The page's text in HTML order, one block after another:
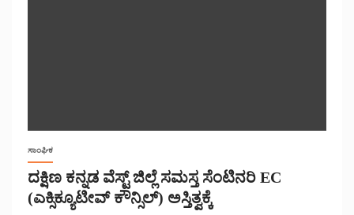
ಸಾಂಘಿಕ
ದಕ್ಷಿಣ ಕನ್ನಡ ವೆಸ್ಟ್ ಜಿಲ್ಲೆ ಸಮಸ್ತ ಸೆಂಟಿನರಿ EC
(ಎಕ್ಸಿಕ್ಯೂಟೀವ್ ಕೌನ್ಸಿಲ್) ಅಸ್ತಿತ್ವಕ್ಕೆ